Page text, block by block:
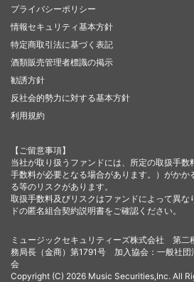
プライバシーポリシー
情報セキュリティ基本方針
特定商取引法に基づく表記
酒類販売管理者標識の掲示
勧誘方針
反社会的勢力に対する基本方針
利用規約
【ご留意事項】
当社が取り扱うファンドには、所定の取扱手数
手数料が必要となる場合があります。）がかか
る等のリスクがあります。
取扱手数料及びリスクはファンドによって異な
ドの匿名組合契約説明書をご確認ください。
ミュージックセキュリティーズ株式会社 第
務局長（金商）第1791号 加入協会：一般社団
会
Copyright (C) 2026 Music Securities,Inc. All